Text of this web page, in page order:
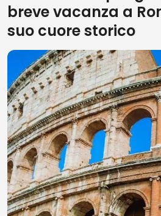
breve vacanza a
suo cuore storico